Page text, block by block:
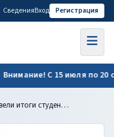
СведенияВход Регистрация
С 15 июля по 20
В Республике Крым подвели итоги студенческого инициативного бюджетирования